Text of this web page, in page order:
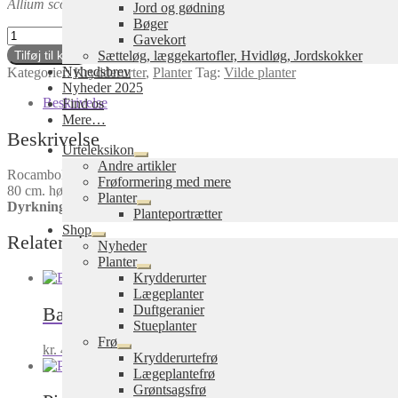
Jord og gødning
Bøger
Gavekort
Sætteløg, læggekartofler, Hvidløg, Jordskokker
Nyhedsbrev
Nyheder 2025
Find os
Mere…
Urteleksikon
Udfold
undermenu
Andre artikler
Frøformering med mere
Planter
Udfold
undermenu
Planteportrætter
Shop
Udfold
undermenu
Nyheder
Planter
Udfold
undermenu
Krydderurter
Lægeplanter
Duftgeranier
Stueplanter
Frø
Udfold
undermenu
Krydderurtefrø
Lægeplantefrø
Grøntsagsfrø
Allium scorodoprasum
Rocambole
Løg,
(Skovløg)
antal
Tilføj til kurv
Kategorier:Krydderurter, Planter Tag: Vilde planter
Beskrivelse
Beskrivelse
Rocambole Løg, (Skovløg) kan bruges som hvidløg, de har dog lidt
80 cm. høj. Flerårig.
Dyrkning:
Sol – halvskygge. Midt på sommeren visner de ned, og
Relaterede varer
Balsam, (Bibelurt)Tanacetum balsamita
kr. 45,00 inkl. moms Tilføj til kurv